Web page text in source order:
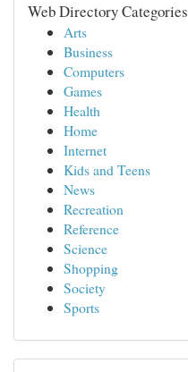
Web Directory Categories
Arts
Business
Computers
Games
Health
Home
Internet
Kids and Teens
News
Recreation
Reference
Science
Shopping
Society
Sports